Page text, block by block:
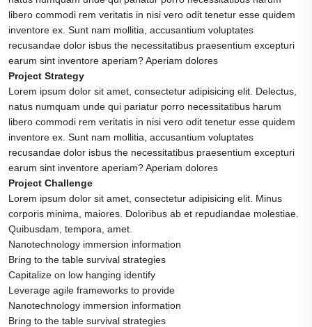
libero commodi rem veritatis in nisi vero odit tenetur esse quidem
inventore ex. Sunt nam mollitia, accusantium voluptates
recusandae dolor isbus the necessitatibus praesentium excepturi
earum sint inventore aperiam? Aperiam dolores
Project Strategy
Lorem ipsum dolor sit amet, consectetur adipisicing elit. Delectus,
natus numquam unde qui pariatur porro necessitatibus harum
libero commodi rem veritatis in nisi vero odit tenetur esse quidem
inventore ex. Sunt nam mollitia, accusantium voluptates
recusandae dolor isbus the necessitatibus praesentium excepturi
earum sint inventore aperiam? Aperiam dolores
Project Challenge
Lorem ipsum dolor sit amet, consectetur adipisicing elit. Minus
corporis minima, maiores. Doloribus ab et repudiandae molestiae.
Quibusdam, tempora, amet.
Nanotechnology immersion information
Bring to the table survival strategies
Capitalize on low hanging identify
Leverage agile frameworks to provide
Nanotechnology immersion information
Bring to the table survival strategies